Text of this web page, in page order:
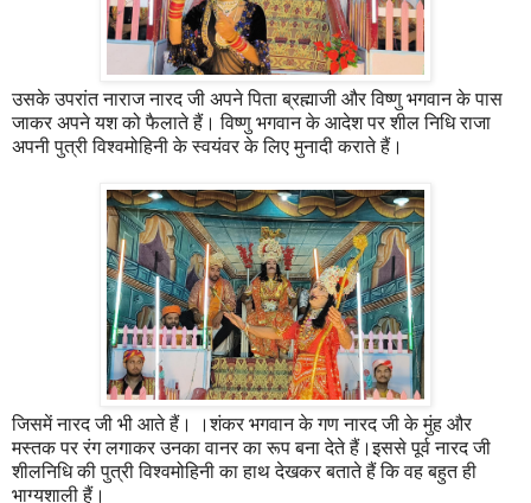
उसके उपरांत नाराज नारद जी अपने पिता ब्रह्माजी और विष्णु भगवान के पास
जाकर अपने यश को फैलाते हैं। विष्णु भगवान के आदेश पर शील निधि राजा
अपनी पुत्री विश्वमोहिनी के स्वयंवर के लिए मुनादी कराते हैं।
जिसमें नारद जी भी आते हैं। ।शंकर भगवान के गण नारद जी के मुंह और
मस्तक पर रंग लगाकर उनका वानर का रूप बना देते हैं।इससे पूर्व नारद जी
शीलनिधि की पुत्री विश्वमोहिनी का हाथ देखकर बताते हैं कि वह बहुत ही
भाग्यशाली हैं।